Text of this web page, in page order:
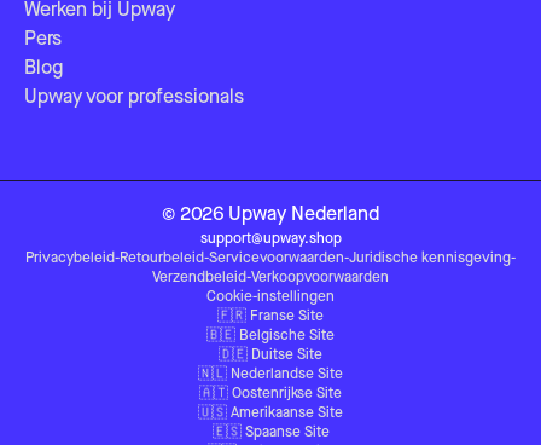
Werken bij Upway
Pers
Blog
Upway voor professionals
© 2026 Upway Nederland
support@upway.shop
Privacybeleid-Retourbeleid-Servicevoorwaarden-Juridische kennisgeving-
Verzendbeleid-Verkoopvoorwaarden
Cookie-instellingen
🇫🇷 Franse Site
🇧🇪 Belgische Site
🇩🇪 Duitse Site
🇳🇱 Nederlandse Site
🇦🇹 Oostenrijkse Site
🇺🇸 Amerikaanse Site
🇪🇸 Spaanse Site